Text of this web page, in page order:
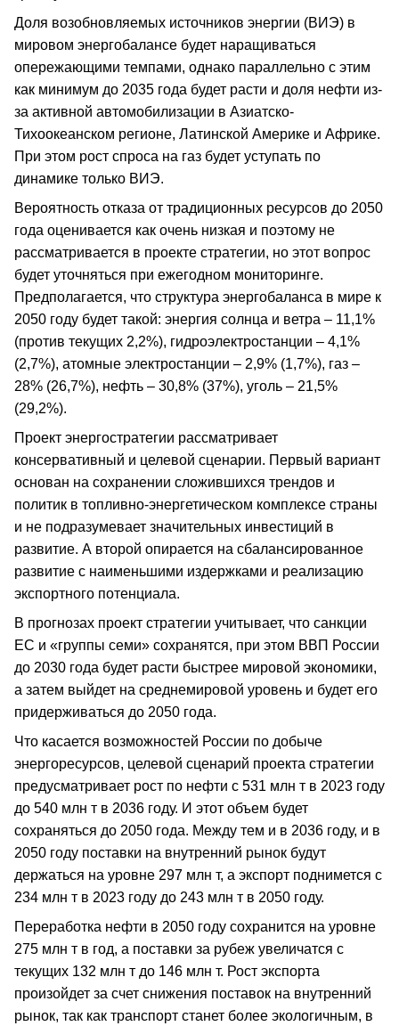
Доля возобновляемых источников энергии (ВИЭ) в
мировом энергобалансе будет наращиваться
опережающими темпами, однако параллельно с этим
как минимум до 2035 года будет расти и доля нефти из-
за активной автомобилизации в Азиатско-
Тихоокеанском регионе, Латинской Америке и Африке.
При этом рост спроса на газ будет уступать по
динамике только ВИЭ.
Вероятность отказа от традиционных ресурсов до 2050
года оценивается как очень низкая и поэтому не
рассматривается в проекте стратегии, но этот вопрос
будет уточняться при ежегодном мониторинге.
Предполагается, что структура энергобаланса в мире к
2050 году будет такой: энергия солнца и ветра – 11,1%
(против текущих 2,2%), гидроэлектростанции – 4,1%
(2,7%), атомные электростанции – 2,9% (1,7%), газ –
28% (26,7%), нефть – 30,8% (37%), уголь – 21,5%
(29,2%).
Проект энергостратегии рассматривает
консервативный и целевой сценарии. Первый вариант
основан на сохранении сложившихся трендов и
политик в топливно-энергетическом комплексе страны
и не подразумевает значительных инвестиций в
развитие. А второй опирается на сбалансированное
развитие с наименьшими издержками и реализацию
экспортного потенциала.
В прогнозах проект стратегии учитывает, что санкции
ЕС и «группы семи» сохранятся, при этом ВВП России
до 2030 года будет расти быстрее мировой экономики,
а затем выйдет на среднемировой уровень и будет его
придерживаться до 2050 года.
Что касается возможностей России по добыче
энергоресурсов, целевой сценарий проекта стратегии
предусматривает рост по нефти с 531 млн т в 2023 году
до 540 млн т в 2036 году. И этот объем будет
сохраняться до 2050 года. Между тем и в 2036 году, и в
2050 году поставки на внутренний рынок будут
держаться на уровне 297 млн т, а экспорт поднимется с
234 млн т в 2023 году до 243 млн т в 2050 году.
Переработка нефти в 2050 году сохранится на уровне
275 млн т в год, а поставки за рубеж увеличатся с
текущих 132 млн т до 146 млн т. Рост экспорта
произойдет за счет снижения поставок на внутренний
рынок, так как транспорт станет более экологичным, в